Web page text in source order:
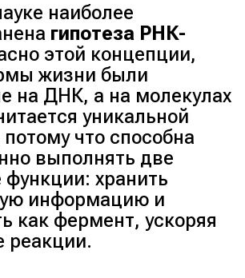
наиболее
гипотеза РНК-
этой концепции,
жизни были
на ДНК, а на молекулах
уникальной
что способна
выполнять две
хранить
информацию и
как фермент, ускоряя
реакции.